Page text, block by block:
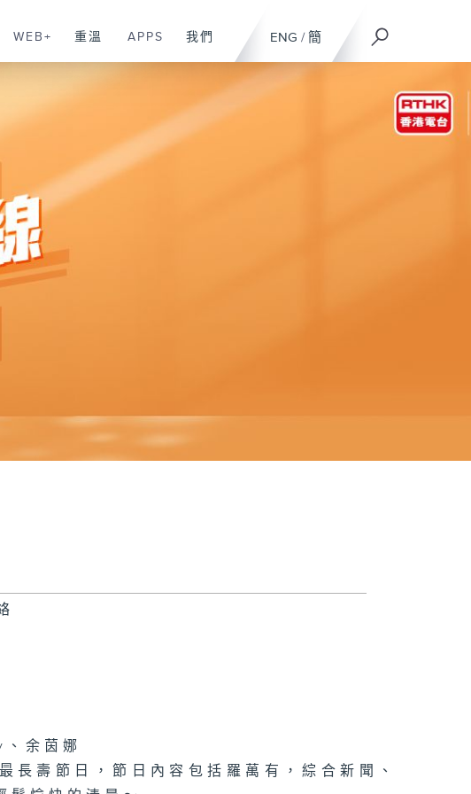
ENG / 簡
WEB+ 重溫 APPS 我們
余茵娜
長壽節日，節日內容包括羅萬有，綜合新聞、